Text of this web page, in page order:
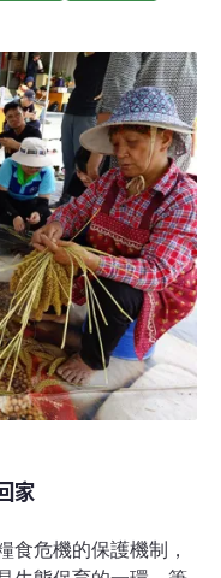
起，於黑熊分布熱點
範圍內架設紅外線自
嘉義縣鄒族獵人協會
攝到黑熊出沒，9月
登山路徑旁，再度拍
熊族群非常活躍。部
供黑熊族群數量分
服務給付」方案，林
瀕危物種棲地的居
。而這次拍攝到黑熊
家
食危機的保護機制，